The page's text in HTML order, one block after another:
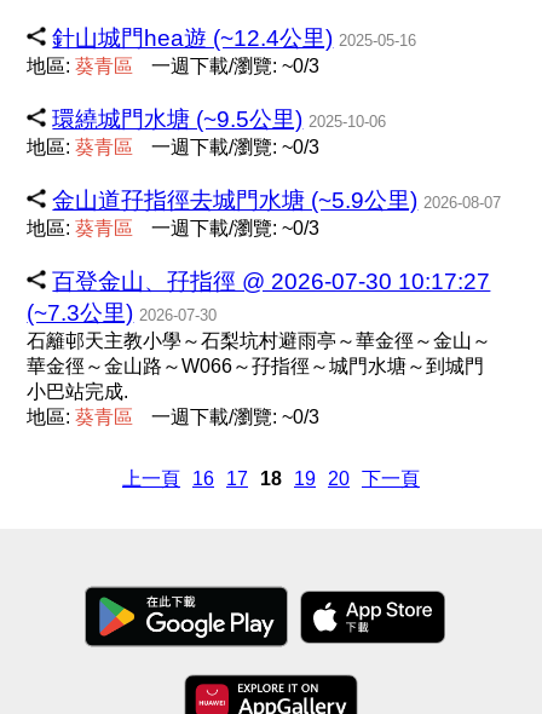
針山城門hea遊 (~12.4公里) 2025-05-16
地區:葵青區 一週下載/瀏覽: ~0/3
環繞城門水塘 (~9.5公里) 2025-10-06
地區:葵青區 一週下載/瀏覽: ~0/3
金山道孖指徑去城門水塘 (~5.9公里) 2026-08-07
地區:葵青區 一週下載/瀏覽: ~0/3
百登金山、孖指徑 @ 2026-07-30 10:17:27
(~7.3公里) 2026-07-30
石籬邨天主教小學～石梨坑村避雨亭～華金徑～金山～
華金徑～金山路～W066～孖指徑～城門水塘～到城門
小巴站完成.
地區:葵青區 一週下載/瀏覽: ~0/3
上一頁 16 17 18 19 20 下一頁